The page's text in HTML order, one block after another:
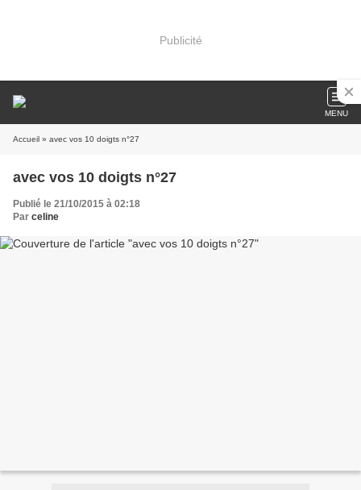
Publicité
MENU
Accueil » avec vos 10 doigts n°27
avec vos 10 doigts n°27
Publié le 21/10/2015 à 02:18
Par celine